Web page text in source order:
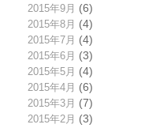
2015年9月 (6)
2015年8月 (4)
2015年7月 (4)
2015年6月 (3)
2015年5月 (4)
2015年4月 (6)
2015年3月 (7)
2015年2月 (3)